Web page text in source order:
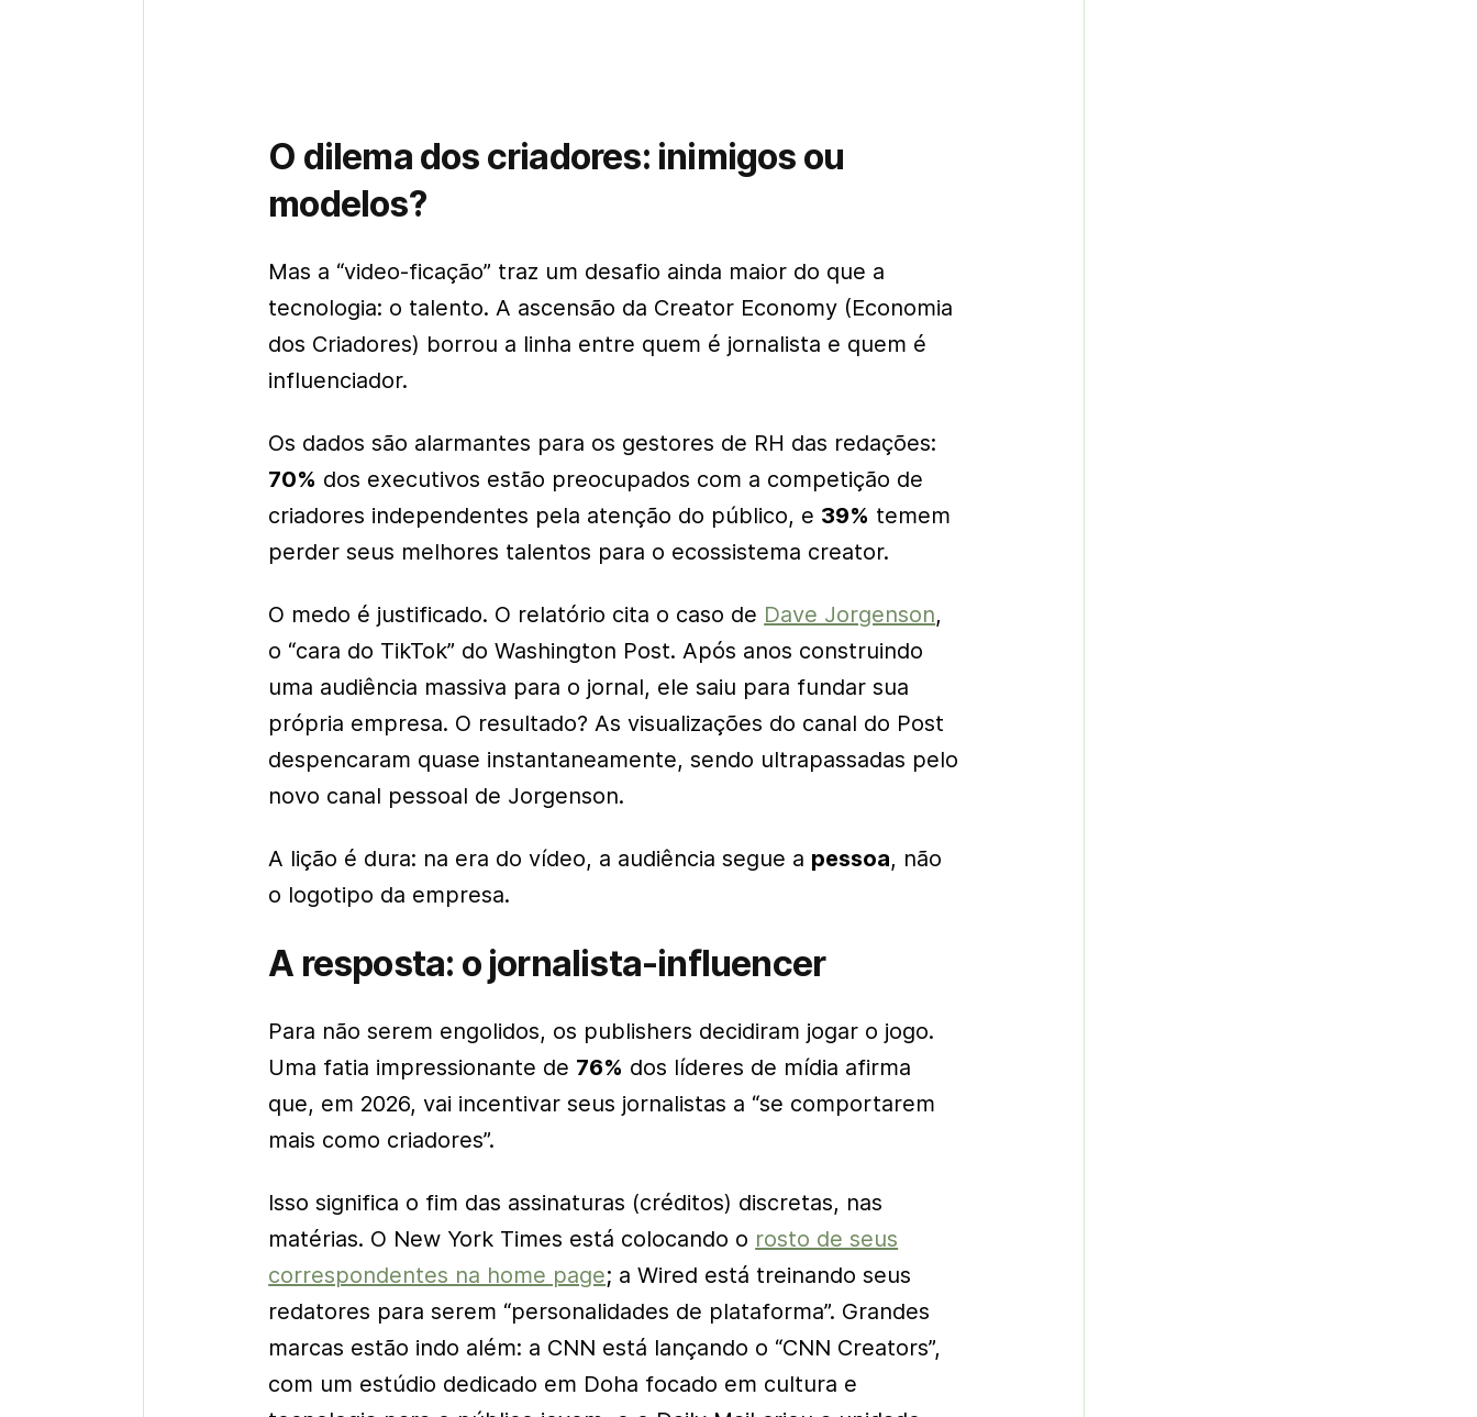
O dilema dos criadores: inimigos ou
modelos?
Mas a “video-ficação” traz um desafio ainda maior do que a
tecnologia: o talento. A ascensão da Creator Economy (Economia
dos Criadores) borrou a linha entre quem é jornalista e quem é
influenciador.
Os dados são alarmantes para os gestores de RH das redações:
70% dos executivos estão preocupados com a competição de
criadores independentes pela atenção do público, e 39% temem
perder seus melhores talentos para o ecossistema creator.
O medo é justificado. O relatório cita o caso de Dave Jorgenson,
o “cara do TikTok” doWashington Post. Após anos construindo
uma audiência massiva para o jornal, ele saiu para fundar sua
própria empresa. O resultado? As visualizações do canal do Post
despencaram quase instantaneamente, sendo ultrapassadas pelo
novo canal pessoal de Jorgenson.
A lição é dura: na era do vídeo, a audiência segue a pessoa, não
o logotipo da empresa.
A resposta: o jornalista-influencer
Para não serem engolidos, os publishers decidiram jogar o jogo.
Uma fatia impressionante de 76% dos líderes de mídia afirma
que, em 2026, vai incentivar seus jornalistas a “se comportarem
mais como criadores”.
Isso significa o fim das assinaturas (créditos) discretas, nas
matérias. O New York Times está colocando o rosto de seus
correspondentes na home page; aWired está treinando seus
redatores para serem “personalidades de plataforma”. Grandes
marcas estão indo além: a CNN está lançando o “CNN Creators”,
com um estúdio dedicado em Doha focado em cultura e